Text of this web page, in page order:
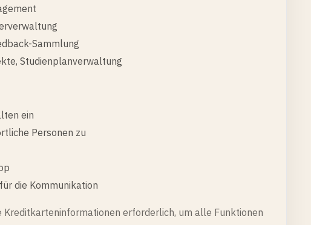
Sammlung
Studienplanverwaltung
ein
Personen zu
die Kommunikation
erforderlich, um alle Funktionen